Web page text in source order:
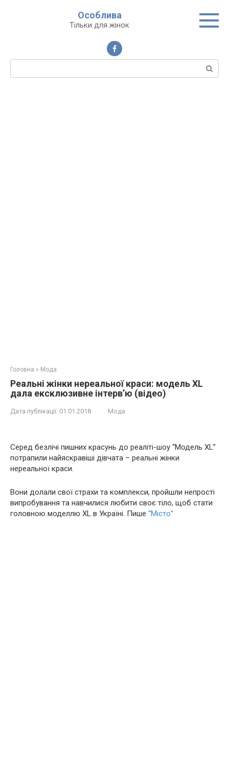
Особлива
Тільки для жінок
Пошук:
Головна » Мода
Реальні жінки нереальної краси: модель XL
дала ексклюзивне інтерв’ю (відео)
Дата публікації: 01.01.2018 Мода
Серед безлічі пишних красунь до реаліті-шоу “Модель XL”
потрапили найяскравіші дівчата – реальні жінки
нереальної краси.
Вони долали свої страхи та комплекси, пройшли непрості
випробування та навчилися любити своє тіло, щоб стати
головною моделлю XL в Україні. Пише “Місто”